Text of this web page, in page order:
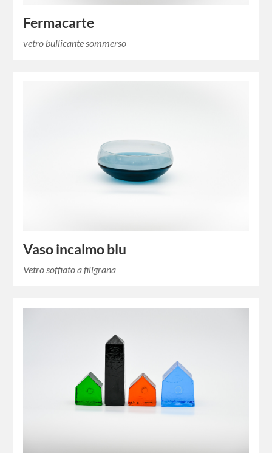
Fermacarte
vetro bullicante sommerso
Vaso incalmo blu
Vetro soffiato a filigrana